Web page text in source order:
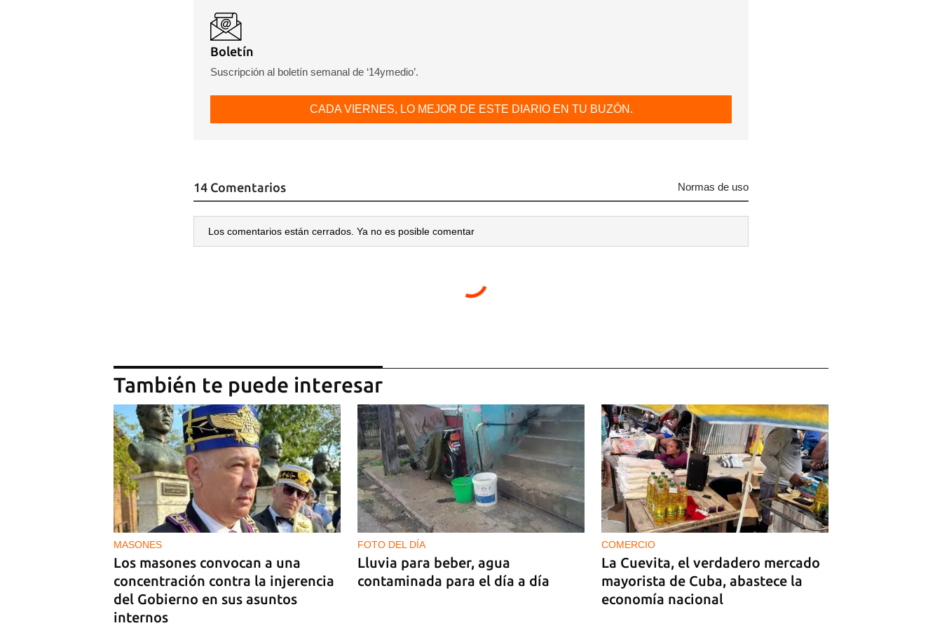
Boletín
Suscripción al boletín semanal de ‘14ymedio’.
CADA VIERNES, LO MEJOR DE ESTE DIARIO EN TU BUZÓN.
14 Comentarios Normas de uso
Los comentarios están cerrados. Ya no es posible comentar
También te puede interesar
MASONES
Los masones convocan a una
concentración contra la injerencia
del Gobierno en sus asuntos
internos
FOTO DEL DÍA
Lluvia para beber, agua
contaminada para el día a día
COMERCIO
La Cuevita, el verdadero mercado
mayorista de Cuba, abastece la
economía nacional